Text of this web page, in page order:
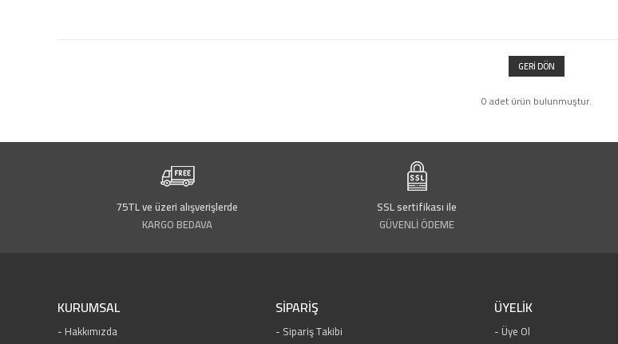
GERI DÖN
0 adet ürün bulunmuştur.
75TL ve üzeri alışverişlerde
KARGO BEDAVA
SSL sertifikası ile
GÜVENLİ ÖDEME
KURUMSAL
Hakkımızda
SİPARİŞ
Sipariş Takibi
ÜYELİK
Üye Ol